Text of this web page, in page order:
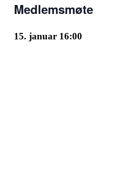
Medlemsmøte
15. januar 16:00